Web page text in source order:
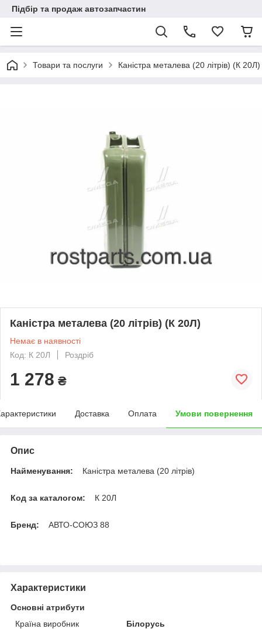
Підбір та продаж автозапчастин
Товари та послуги Каністра металева (20 літрів) (К 20Л)
Каністра металева (20 літрів) (К 20Л)
Немає в наявності
Код: К 20Л
Роздріб
1 278 ₴
Доставка Оплата Умови повернення
Опис
Найменування: Каністра металева (20 літрів)
Код за каталогом: К 20Л
Бренд: АВТО-СОЮЗ 88
Характеристики
Основні атрибути
Країна виробник
Білорусь